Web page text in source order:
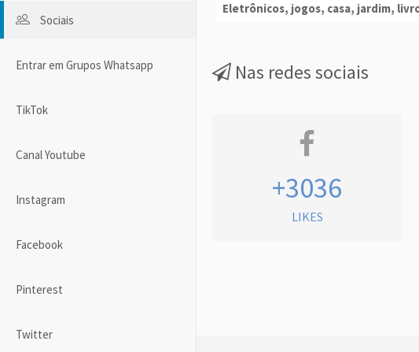
Sociais
Entrar em Grupos Whatsapp
TikTok
Canal Youtube
Instagram
Facebook
Pinterest
Twitter
Eletrônicos, jogos, casa, jardim,
Nas redes sociais
+3036
LIKES